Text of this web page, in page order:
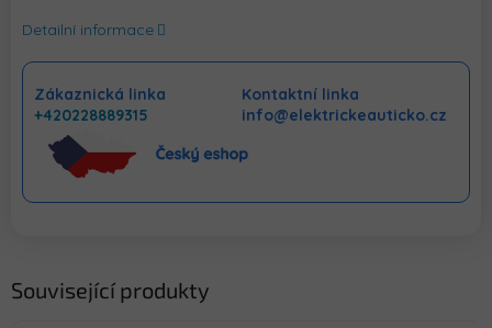
Detailní informace
Zákaznická linka
+420228889315
Kontaktní linka
info@elektrickeauticko.cz
Související produkty